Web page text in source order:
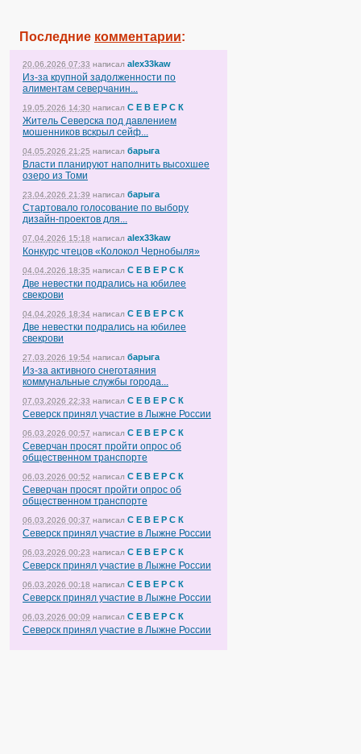
Последние комментарии:
20.06.2026 07:33 написал alex33kaw
Из-за крупной задолженности по
алиментам северчанин...
19.05.2026 14:30 написал С Е В Е Р С К
Житель Северска под давлением
мошенников вскрыл сейф...
04.05.2026 21:25 написал барыга
Власти планируют наполнить высохшее
озеро из Томи
23.04.2026 21:39 написал барыга
Стартовало голосование по выбору
дизайн-проектов для...
07.04.2026 15:18 написал alex33kaw
Конкурс чтецов «Колокол Чернобыля»
04.04.2026 18:35 написал С Е В Е Р С К
Две невестки подрались на юбилее
свекрови
04.04.2026 18:34 написал С Е В Е Р С К
Две невестки подрались на юбилее
свекрови
27.03.2026 19:54 написал барыга
Из-за активного снеготаяния
коммунальные службы города...
07.03.2026 22:33 написал С Е В Е Р С К
Северск принял участие в Лыжне России
06.03.2026 00:57 написал С Е В Е Р С К
Северчан просят пройти опрос об
общественном транспорте
06.03.2026 00:52 написал С Е В Е Р С К
Северчан просят пройти опрос об
общественном транспорте
06.03.2026 00:37 написал С Е В Е Р С К
Северск принял участие в Лыжне России
06.03.2026 00:23 написал С Е В Е Р С К
Северск принял участие в Лыжне России
06.03.2026 00:18 написал С Е В Е Р С К
Северск принял участие в Лыжне России
06.03.2026 00:09 написал С Е В Е Р С К
Северск принял участие в Лыжне России